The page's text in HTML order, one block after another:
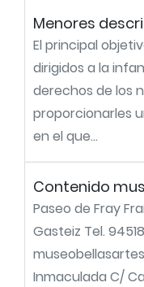
Menores
El principal
dirigidos a la
derechos de los
proporcionarles
en el que...
Contenido
Paseo de Fray
Gasteiz Tel.
Inmaculada C/